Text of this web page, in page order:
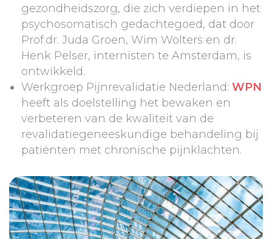
gezondheidszorg, die zich verdiepen in het
psychosomatisch gedachtegoed, dat door
Prof.dr. Juda Groen, Wim Wolters en dr.
Henk Pelser, internisten te Amsterdam, is
ontwikkeld.
Werkgroep Pijnrevalidatie Nederland: WPN
heeft als doelstelling het bewaken en
verbeteren van de kwaliteit van de
revalidatiegeneeskundige behandeling bij
patiënten met chronische pijnklachten.